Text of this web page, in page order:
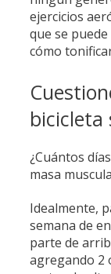
ejercicios
que se
cómo
bicicleta
¿Cuántos
masa
Idealmente,
semana de
parte de
agregando 2